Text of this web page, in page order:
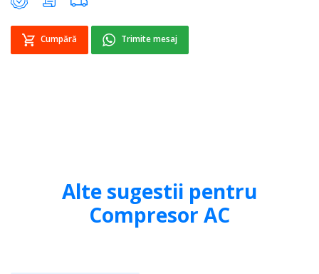
Cumpără Trimite mesaj
Alte sugestii pentru
Compresor AC